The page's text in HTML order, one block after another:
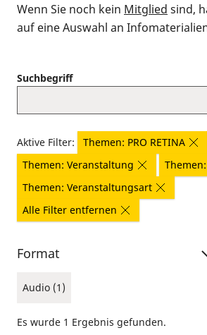
Wenn Sie noch kein Mitglied sind,
auf eine Auswahl an
Suchbegriff
Aktive Filter:
Themen: PRO RETINA
Themen: Veranstaltung
Themen: Veranstaltungsart
Alle Filter entfernen
Format
Audio (1)
Es wurde 1 Ergebnis gefunden.